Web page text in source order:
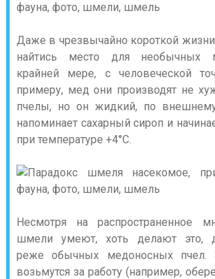
Даже в чрезвычайно короткой
найтись место для необычных
крайней мере, с человеческой
примеру, мед они производят не
пчелы, но он жидкий, по
напоминает сахарный сироп и
при температуре +4°С.
Несмотря на распространенное
шмели умеют, хоть делают это,
реже обычных медоносных пчел.
возьмутся за работу (например,